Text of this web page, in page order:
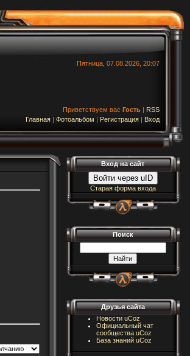
Пятница, 07.08.2026, 20:07
Приветствуем вас Гость | RSS
Главная | Фотоальбом | Регистрация | Вход
Вход на сайт
Войти через uID
Старая форма входа
Поиск
Друзья сайта
Новости uCoz
Официальный чат
сообщества uCoz
База знаний uCoz